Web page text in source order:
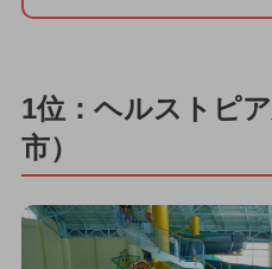
1位：ヘルストピ
市）